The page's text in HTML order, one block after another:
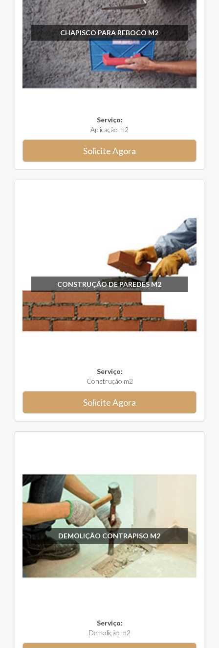
CHAPISCO PARA REBOCO M2
Serviço:
Aplicação m2
Solicite Agora
CONSTRUÇÃO DE PAREDES M2
Serviço:
Construção m2
Solicite Agora
DEMOLIÇÃO CONTRAPISO M2
Serviço:
Demolição m2